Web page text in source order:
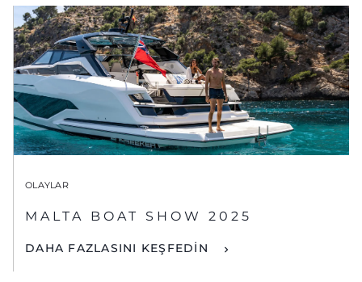
OLAYLAR
MALTA BOAT SHOW 2025
DAHA FAZLASINI KEŞFEDİN